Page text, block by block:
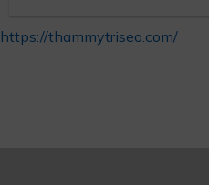
https://thammytriseo.com/